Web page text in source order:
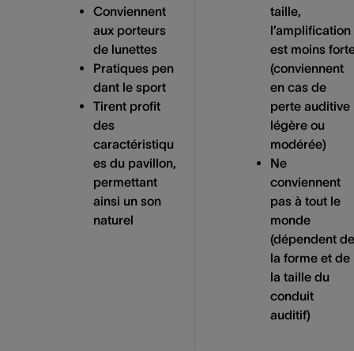
Conviennent
aux porteurs
de lunettes
Pratiques pen
dant le sport
Tirent profit
des
caractéristiqu
es du pavillon,
permettant
ainsi un son
naturel
taille,
l’amplification
est moins
(conviennent
en cas de
perte auditive
légère ou
modérée)
Ne
conviennent
pas à tout le
monde
(dépendent de
la forme et de
la taille du
conduit
auditif)